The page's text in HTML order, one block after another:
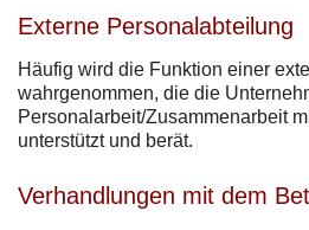
Externe Personalabteilung
Häufig wird die Funktion einer
wahrgenommen, die die
Personalarbeit/Zusammenarbeit
unterstützt und berät.
Verhandlungen mit dem